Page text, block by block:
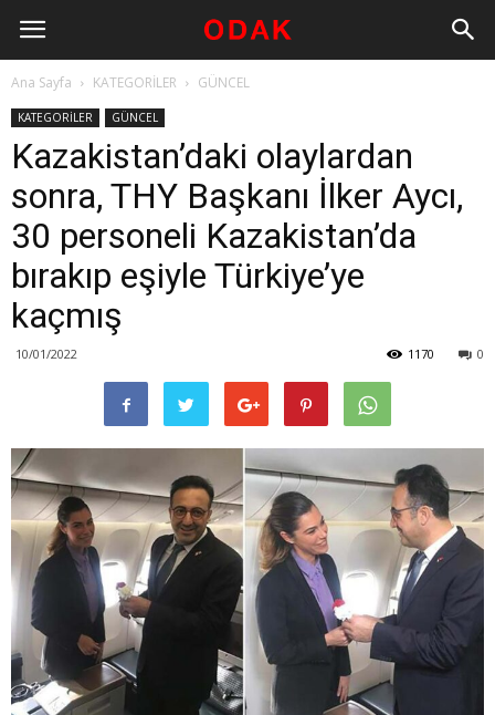
Ana Sayfa KATEGORİLER GÜNCEL
KATEGORİLER GÜNCEL
Kazakistan’daki olaylardan
sonra, THY Başkanı İlker Aycı,
30 personeli Kazakistan’da
bırakıp eşiyle Türkiye’ye
kaçmış
10/01/2022 0
1170